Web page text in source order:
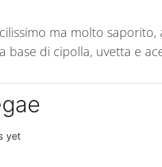
ma molto
base di cipolla, uvetta e
yet